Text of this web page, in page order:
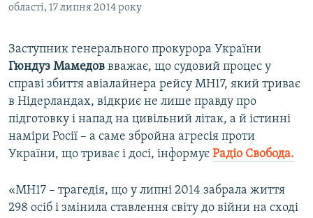
Усі сайти RFE/RL
області, 17 липня 2014 року
Заступник генерального прокурора України
Гюндуз Мамедов вважає, що судовий процес у
справі збиття авіалайнера рейсу MH17, який триває
в Нідерландах, відкриє не лише правду про
підготовку і напад на цивільний літак, а й істинні
наміри Росії – а саме збройна агресія проти
України, що триває і досі, інформує Радіо Свобода.
«MH17 – трагедія, що у липні 2014 забрала життя
298 осіб і змінила ставлення світу до війни на сході